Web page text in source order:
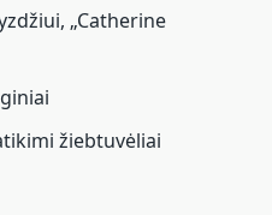
„Catherine
žiebtuvėliai